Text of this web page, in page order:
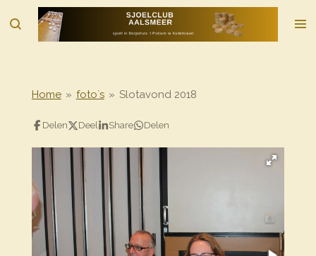
direct
Home » foto`s » Slotavond 2018
Delen Deel Share Delen